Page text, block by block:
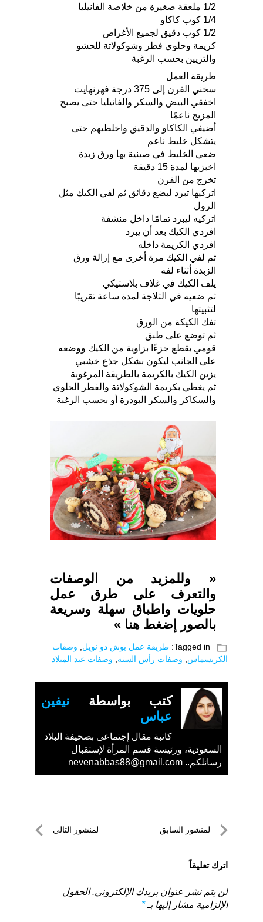
1/2 ملعقة صغيرة من خلاصة الفانيليا
1/4 كوب كاكاو
1/2 كوب دقيق لجميع الأغراض
كريمة وحلوي فطر وشوكولاتة للحشو
والتزيين بحسب الرغبة
طريقة العمل
سخني الفرن إلى 375 درجة فهرنهايت
اخفقي البيض والسكر والفانيليا حتى يصبح
المزيج ناعمًا
أضيفي الكاكاو والدقيق واخلطيهم حتى
يتشكل خليط ناعم
ضعي الخليط في صينية بها ورق زبدة
اخبزيها لمدة 15 دقيقة
تخرج من الفرن
اتركيها تبرد لبضع دقائق ثم لفي الكيك مثل
الرول
اتركيه ليبرد تمامًا داخل منشفة
افردي الكيك بعد أن يبرد
افردي الكريمة داخله
ثم لفي الكيك مرة أخرى مع إزالة ورق
الزبدة أثناء لفه
يلف الكيك في غلاف بلاستيكي
ثم ضعيه في الثلاجة لمدة ساعة تقريبًا
لتثبيتها
تفك الكيكة من الورق
ثم توضع على طبق
قومي بقطع جزءًا بزاوية من الكيك ووضعه
على الجانب ليكون بشكل جذع خشبي
يزين الكيك بالكريمة بالطريقة المرغوبة
ثم يغطي بكريمة الشوكولاتة والفطر الحلوي
والسكاكر والسكر البودرة أو بحسب الرغبة
« وللمزيد من الوصفات
والتعرف على طرق عمل
حلويات واطباق سهلة وسريعة
بالصور إضغط هنا »
folder_open
Tagged in: طريقة عمل بوش دو نويل, وصفات
الكريسماس
وصفات رأس السنة وصفات عيد الميلاد
كتب بواسطة نيفين
عباس
كاتبة مقال إجتماعى بصحيفة البلاد
السعودية، ورئيسة قسم المرأة لإستقبال
رسائلكم.. nevenabbas88@gmail.com
تصفّحلمنشور السابق
السابق
لمنشور التالي
اترك تعليقاً
لن يتم نشر عنوان بريدك الإلكتروني. الحقول
الإلزامية مشار إليها بـ*